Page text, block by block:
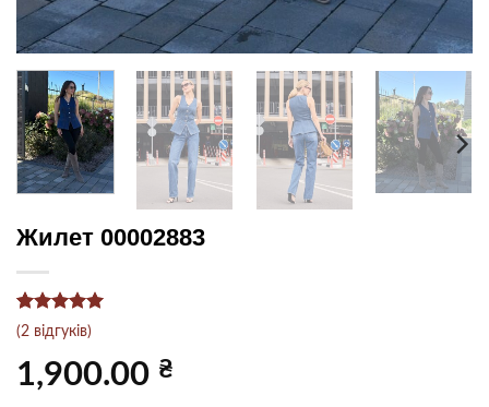
Жилет 00002883
Рейтинг5
з 5 на
основі
опитування
2
покупців
(2 відгуків)
1,900.00 ₴